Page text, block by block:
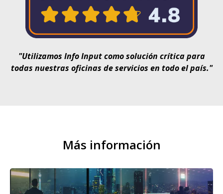
"Utilizamos Info Input como solución crítica para
todas nuestras oficinas de servicios en todo el país."
Más información